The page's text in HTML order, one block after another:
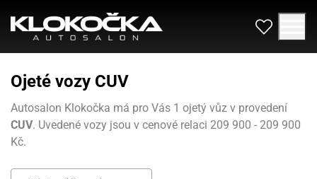
Ojeté vozy CUV
Autosalon Klokočka má pro Vás 1 ojetý vůz v provedení
CUV. Uvedené vozy jsou v cenové relaci 209 900 - 209 900
Kč.